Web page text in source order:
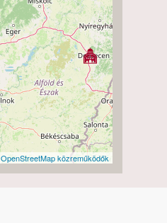
OpenStreetMap közreműködők